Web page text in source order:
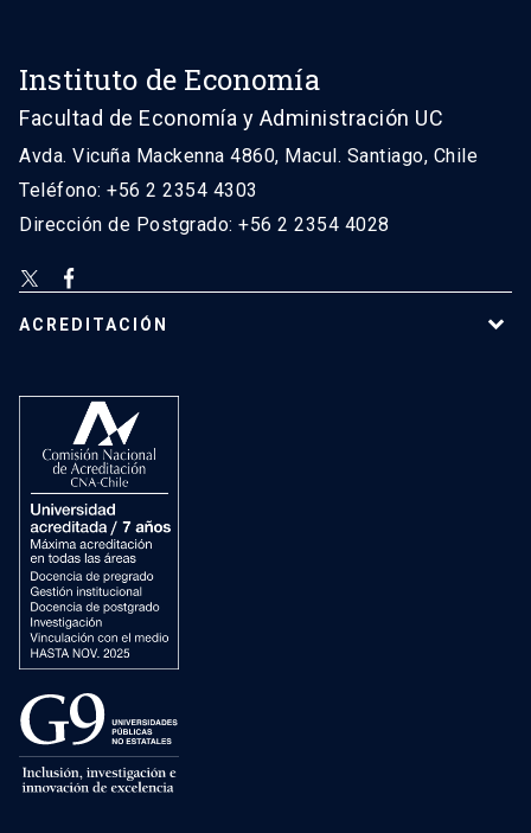
Instituto de Economía
Facultad de Economía y Administración UC
Avda. Vicuña Mackenna 4860, Macul. Santiago, Chile
Teléfono: +56 2 2354 4303
Dirección de Postgrado: +56 2 2354 4028
ACREDITACIÓN